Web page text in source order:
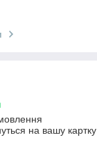
на вашу картку